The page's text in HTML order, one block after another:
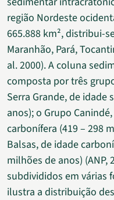
região Nordeste
665.888 km², distribui-
Maranhão, Pará,
al. 2000). A coluna
composta por três
Serra Grande, de idade
anos); o Grupo
carbonífera (419 – 298
Balsas, de idade
milhões de anos) (ANP,
subdivididos em várias
ilustra a distribuição